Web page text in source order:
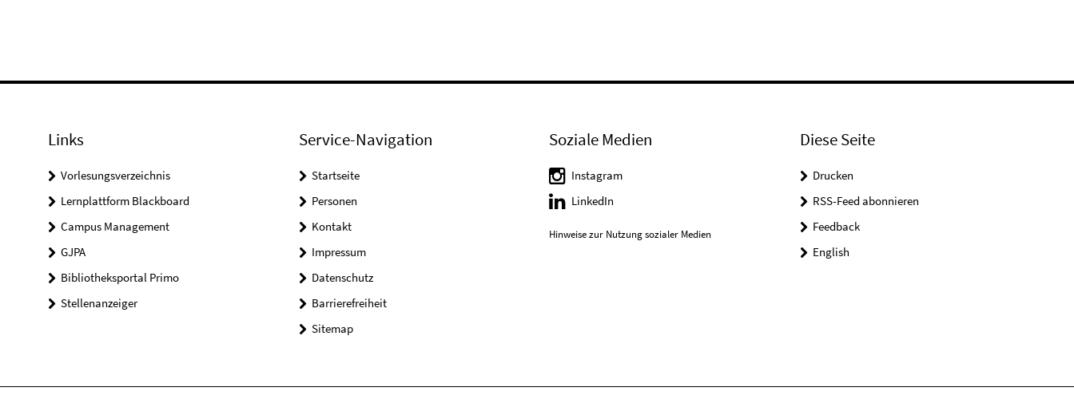
Links
Vorlesungsverzeichnis
Lernplattform Blackboard
Campus Management
GJPA
Bibliotheksportal Primo
Stellenanzeiger
Service-Navigation
Startseite
Personen
Kontakt
Impressum
Datenschutz
Barrierefreiheit
Sitemap
Soziale Medien
Instagram
LinkedIn
Hinweise zur Nutzung sozialer Medien
Diese Seite
Drucken
RSS-Feed abonnieren
Feedback
English